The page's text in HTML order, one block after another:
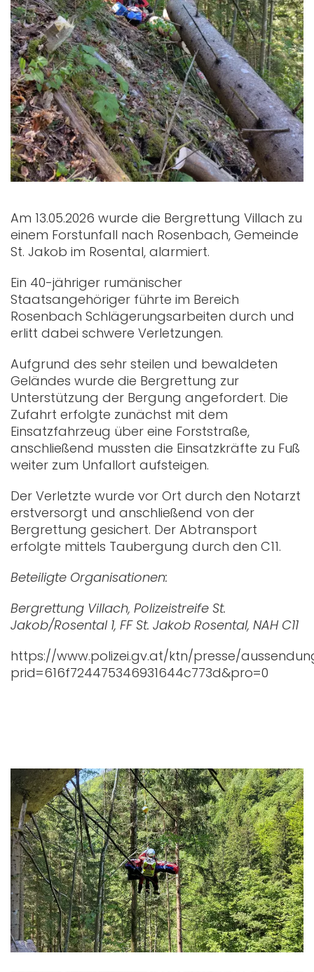
Am 13.05.2026 wurde die Bergrettung Villach zu
einem Forstunfall nach Rosenbach, Gemeinde
St. Jakob im Rosental, alarmiert.
Ein 40-jähriger rumänischer
Staatsangehöriger führte im Bereich
Rosenbach Schlägerungsarbeiten durch und
erlitt dabei schwere Verletzungen.
Aufgrund des sehr steilen und bewaldeten
Geländes wurde die Bergrettung zur
Unterstützung der Bergung angefordert. Die
Zufahrt erfolgte zunächst mit dem
Einsatzfahrzeug über eine Forststraße,
anschließend mussten die Einsatzkräfte zu Fuß
weiter zum Unfallort aufsteigen.
Der Verletzte wurde vor Ort durch den Notarzt
erstversorgt und anschließend von der
Bergrettung gesichert. Der Abtransport
erfolgte mittels Taubergung durch den C11.
Beteiligte Organisationen:
Bergrettung Villach, Polizeistreife St.
Jakob/Rosental 1, FF St. Jakob Rosental, NAH C11
https://www.polizei.gv.at/ktn/presse/
prid=616f724475346931644c773d&pro=0